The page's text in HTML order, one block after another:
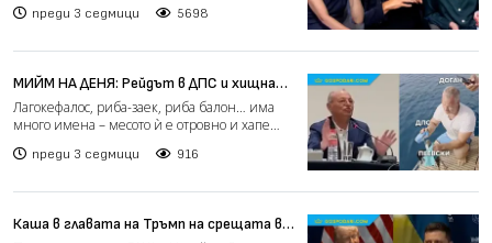
преди 3 седмици 5698
МИЙМ НА ДЕНЯ: Рейдът в ДПС и хищната
риба (видео)
Лагокефалос, риба-заек, риба балон… има
много имена – месото ѝ е отровно и хапе
преди 3 седмици 916
Каша в главата на Тръмп на срещата в